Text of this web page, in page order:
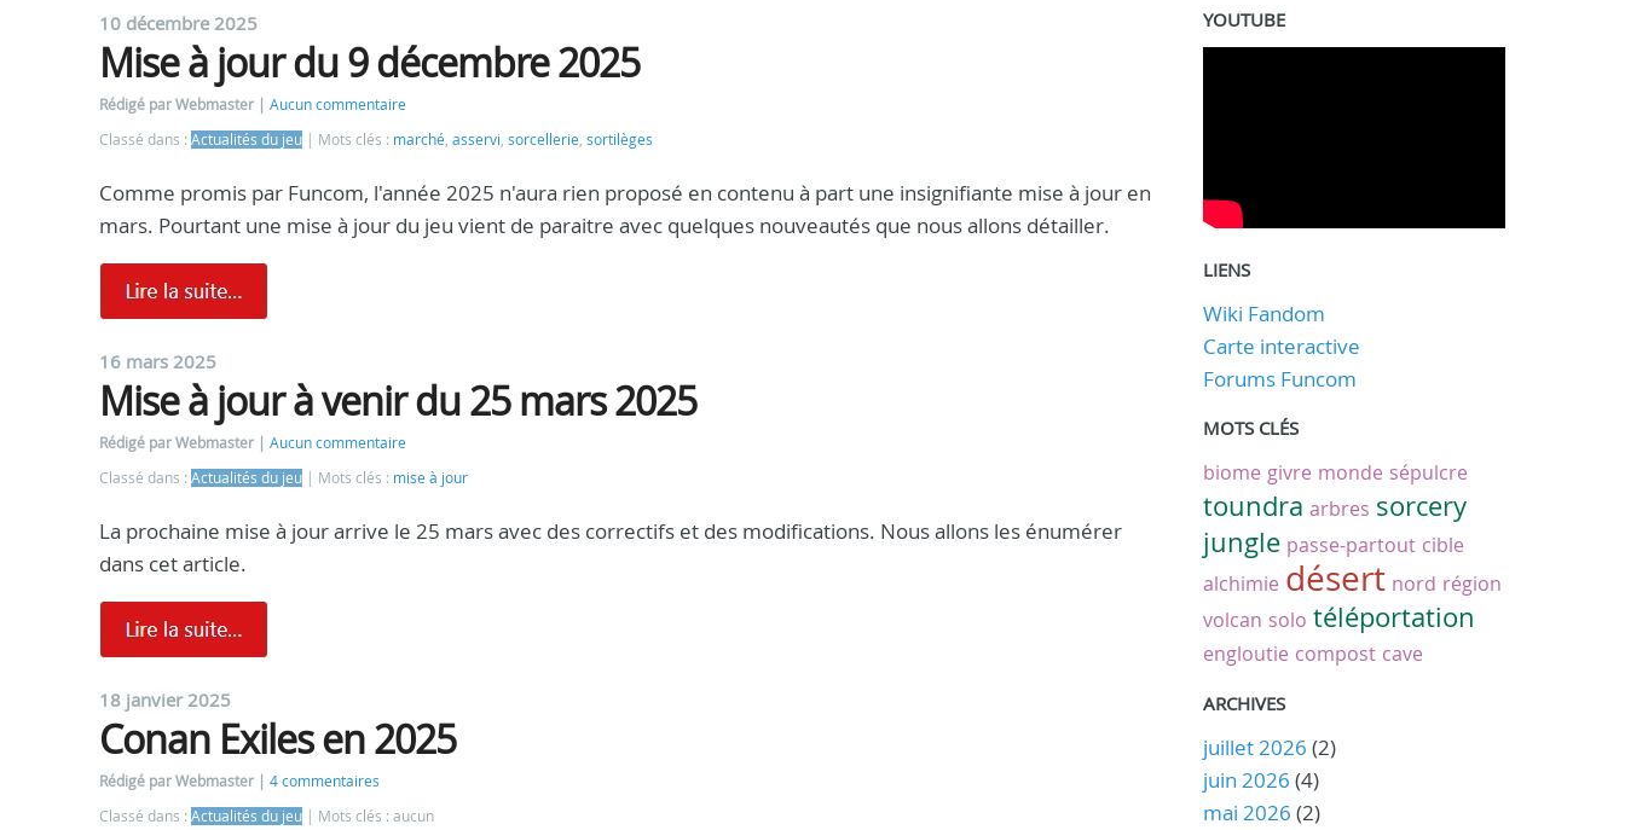
10 décembre 2025
Mise à jour du 9 décembre 2025
Rédigé par Webmaster
Aucun commentaire
Classé dans : Actualités du jeu Mots clés : marché, asservi, sorcellerie, sortilèges
Comme promis par Funcom, l'année 2025 n'aura rien proposé en contenu à part une insignifiante mise à jour en
mars. Pourtant une mise à jour du jeu vient de paraitre avec quelques nouveautés que nous allons détailler.
16 mars 2025
Mise à jour à venir du 25 mars 2025
Rédigé par Webmaster
Aucun commentaire
Classé dans : Actualités du jeu Mots clés : mise à jour
La prochaine mise à jour arrive le 25 mars avec des correctifs et des modifications. Nous allons les énumérer
dans cet article.
18 janvier 2025
Conan Exiles en 2025
Rédigé par Webmaster
4 commentaires
Classé dans : Actualités du jeu Mots clés : aucun
YOUTUBE
LIENS
Wiki Fandom
Carte interactive
Forums Funcom
MOTS CLÉS
biome givre monde sépulcre
toundra arbres sorcery
jungle passe-partout cible
alchimie désert nord région
volcan solo téléportation
engloutie compost cave
ARCHIVES
juillet 2026 (2)
juin 2026 (4)
mai 2026 (2)